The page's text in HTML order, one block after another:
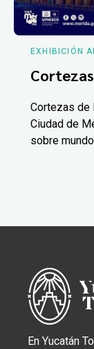
EXHIBICIÓN
Cortezas
Cortezas de
Ciudad de
sobre
En Yucatán